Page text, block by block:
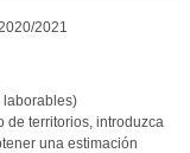
2021
laborables)
de territorios, introduzca
una estimación